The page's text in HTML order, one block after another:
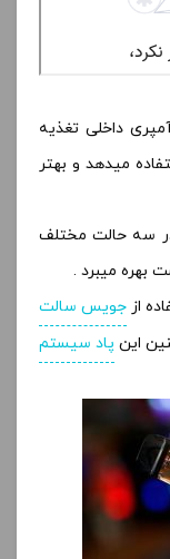
از یک باتری 1000 میلی آمپری داخلی تغذیه
امکان استفاده میدهد و بهتر
در سه حالت مختلف
بهره میبرد .
از جویس سالت
این پاد سیستم